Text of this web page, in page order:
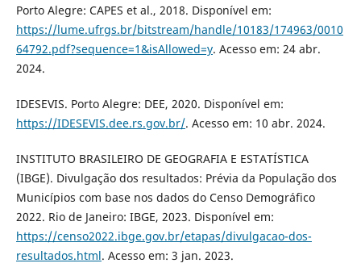
Porto Alegre: CAPES et al., 2018. Disponível em:
https://lume.ufrgs.br/bitstream/handle/10183/174963/0010
64792.pdf?sequence=1&isAllowed=y. Acesso em: 24 abr.
2024.
IDESEVIS. Porto Alegre: DEE, 2020. Disponível em:
https://IDESEVIS.dee.rs.gov.br/. Acesso em: 10 abr. 2024.
INSTITUTO BRASILEIRO DE GEOGRAFIA E ESTATÍSTICA
(IBGE). Divulgação dos resultados: Prévia da População dos
Municípios com base nos dados do Censo Demográfico
2022. Rio de Janeiro: IBGE, 2023. Disponível em:
https://censo2022.ibge.gov.br/etapas/divulgacao-dos-
resultados.html. Acesso em: 3 jan. 2023.